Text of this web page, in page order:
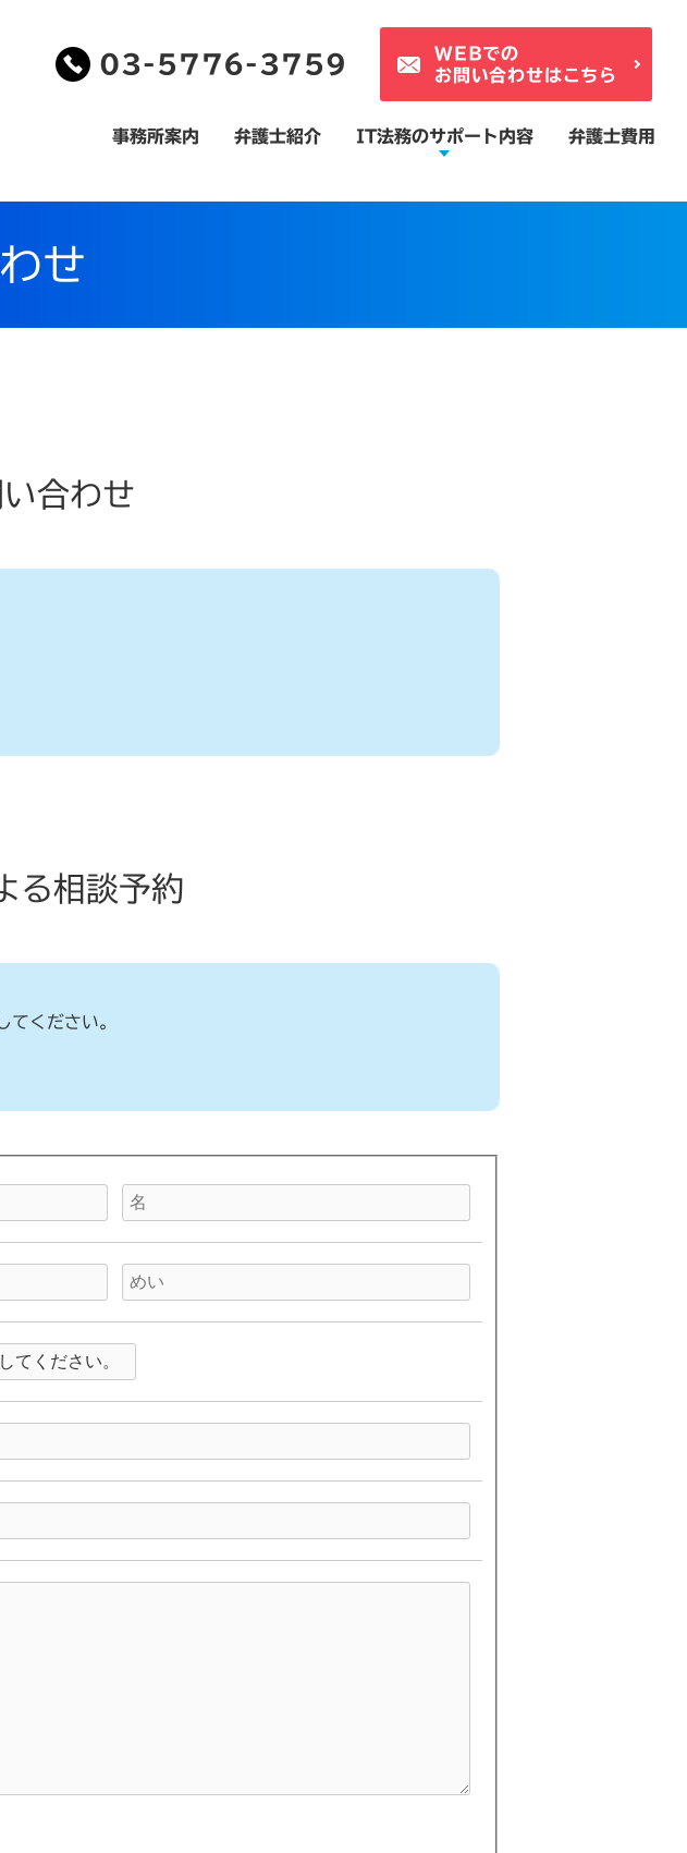
事務所案内 弁護士紹介 IT法務のサポート内容 弁護士費用
03-5776-3759
WEBでの
お問い合わせはこちら
せ
合わせ
る相談予約
てください。